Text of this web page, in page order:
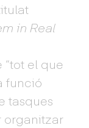
in Real
el que
funció
tasques
organitzar